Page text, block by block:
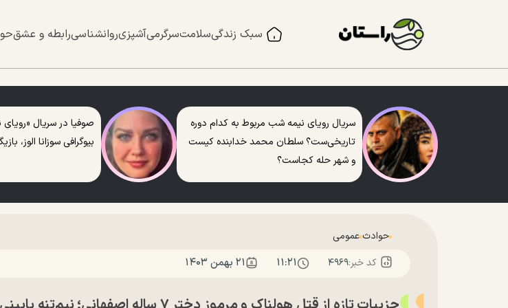
سبک زندگیسلامتسرگرمیآشپزیروانشناسیرابطه و عشق
سریال رویای نیمه شب مربوط به کدام دوره
تاریخی‌ست؟ سلطان محمد خدابنده کیست
و شهر حله کجاست؟
صوفیا در سریال
بیوگرافی سوزانا الوز،
حوادث عمومی
کد خبر:۴۹۶۹ ۱۱:۲۱ ۲۱ بهمن ۱۴۰۳